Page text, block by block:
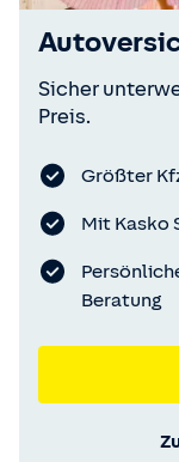
Sicher
Preis.
Größter
Mit Kasko
Beratung